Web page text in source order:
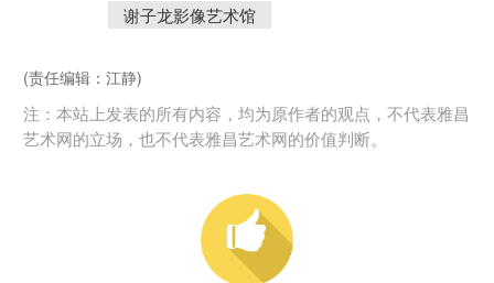
谢子龙影像艺术馆
(责任编辑：江静)
注：本站上发表的所有内容，均为原作者的观点，不代表雅昌
艺术网的立场，也不代表雅昌艺术网的价值判断。